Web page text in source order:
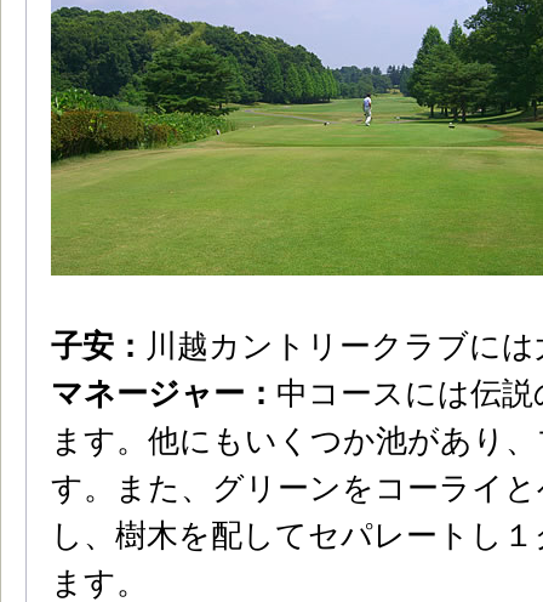
子安： 川越カントリークラブに
マネージャー： 中コースには伝
ます。他にもいくつか池があり
す。また、グリーンをコーライ
し、樹木を配してセパレートし
ます。